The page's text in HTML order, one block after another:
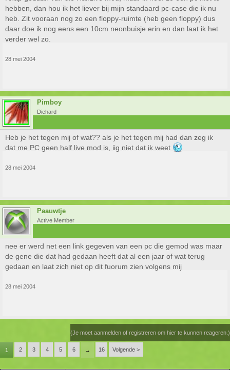
hebben, dan hou ik het liever bij mijn standaard pc-case die ik nu
heb. Zit vooraan nog zo een floppy-ruimte (heb geen floppy) dus
daar doe ik nog eens een 10cm neonbuisje erin en dan laat ik het
verder wel zo.
28 mei 2004
Pimboy
Diehard
Heb je het tegen mij of wat?? als je het tegen mij had dan zeg ik
dat me PC geen half live mod is, iig niet dat ik weet
28 mei 2004
Paauwtje
Active Member
nee er werd net een link gegeven van een pc die gemod was maar
de gene die dat had gedaan heeft dat al een jaar of wat terug
gedaan en laat zich niet op dit fuorum zien volgens mij
28 mei 2004
(Je moet aanmelden of registreren om hier te kunnen reageren.)
1 2 3 4 5 6 → 16 Volgende >